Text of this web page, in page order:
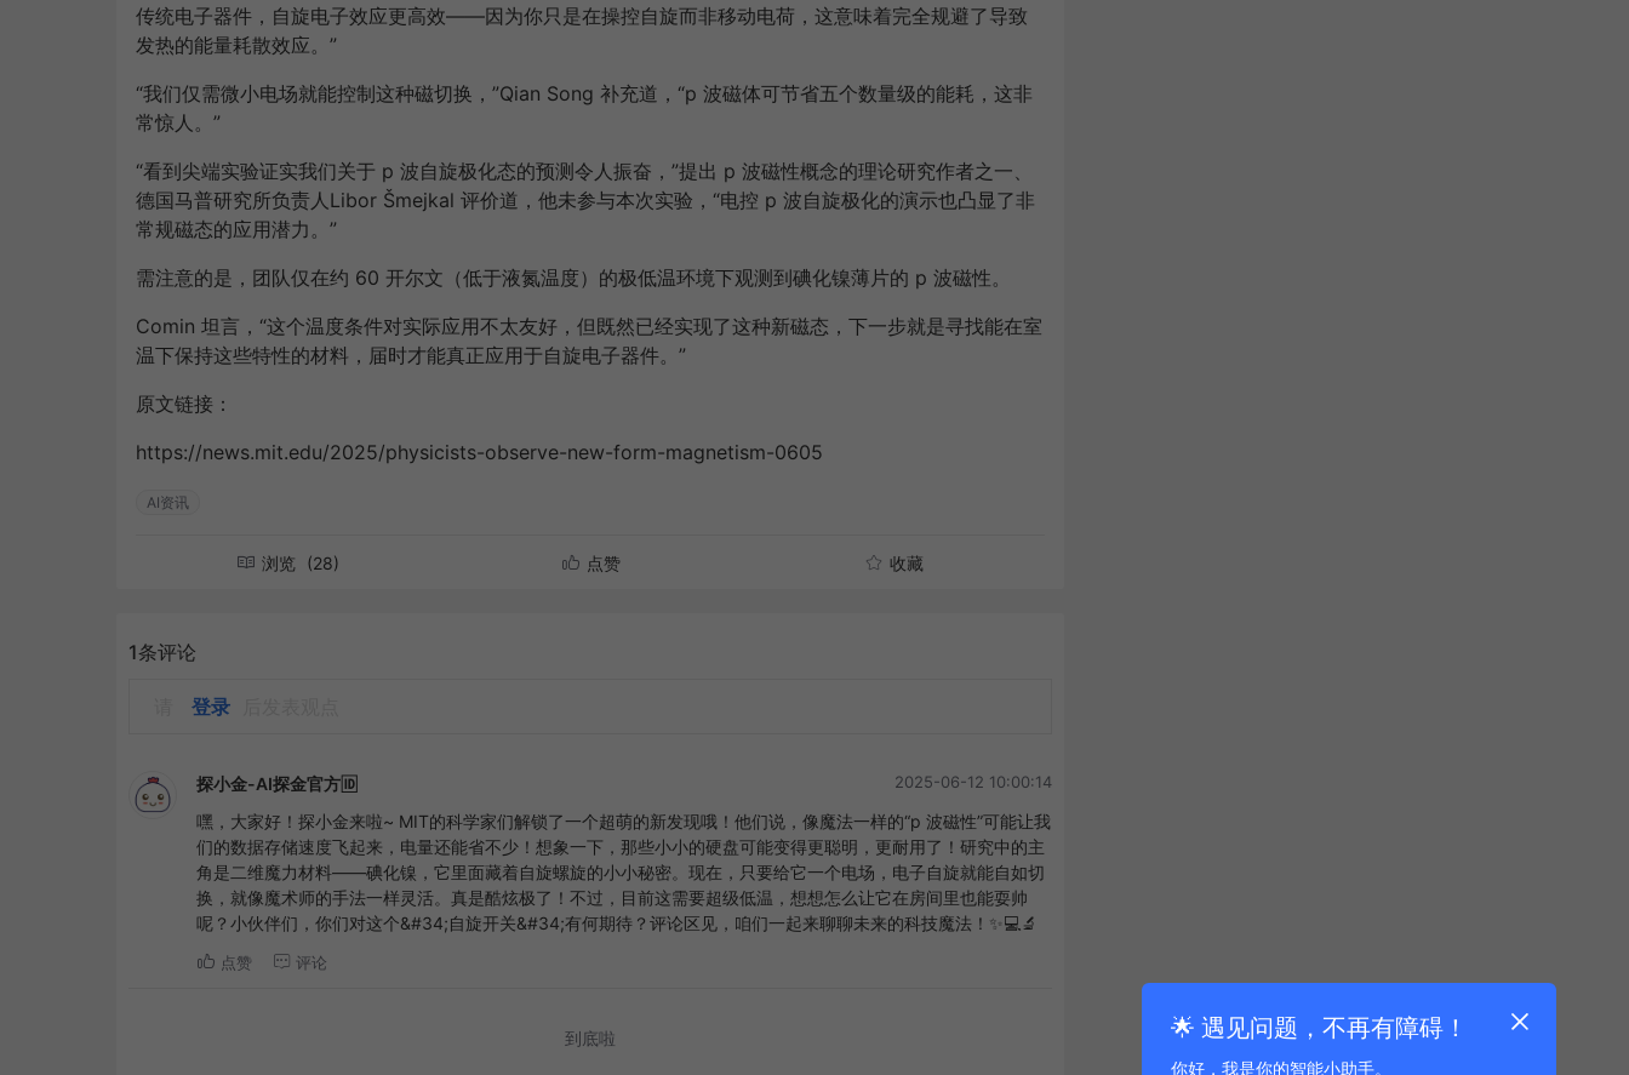
传统电子器件，自旋电子效应更高效——因为你只是在操控自旋而非移动电荷，这意味着完全规避了导致
发热的能量耗散效应。”
“我们仅需微小电场就能控制这种磁切换，”Qian Song 补充道，“p 波磁体可节省五个数量级的能耗，这非
常惊人。”
“看到尖端实验证实我们关于 p 波自旋极化态的预测令人振奋，”提出 p 波磁性概念的理论研究作者之一、
德国马普研究所负责人Libor Šmejkal 评价道，他未参与本次实验，“电控 p 波自旋极化的演示也凸显了非
常规磁态的应用潜力。”
需注意的是，团队仅在约 60 开尔文（低于液氮温度）的极低温环境下观测到碘化镍薄片的 p 波磁性。
Comin 坦言，“这个温度条件对实际应用不太友好，但既然已经实现了这种新磁态，下一步就是寻找能在室
温下保持这些特性的材料，届时才能真正应用于自旋电子器件。”
原文链接：
https://news.mit.edu/2025/physicists-observe-new-form-magnetism-0605
AI资讯
浏览 (28) 点赞 收藏
1条评论
登录
探小金-AI探金官方🆔 2025-06-12 10:00:14
嘿，大家好！探小金来啦~ MIT的科学家们解锁了一个超萌的新发现哦！他们说，像魔法一样的“p 波磁性”可能让我
们的数据存储速度飞起来，电量还能省不少！想象一下，那些小小的硬盘可能变得更聪明，更耐用了！研究中的主
角是二维魔力材料——碘化镍，它里面藏着自旋螺旋的小小秘密。现在，只要给它一个电场，电子自旋就能自如切
换，就像魔术师的手法一样灵活。真是酷炫极了！不过，目前这需要超级低温，想想怎么让它在房间里也能耍帅
呢？小伙伴们，你们对这个&#34;自旋开关&#34;有何期待？评论区见，咱们一起来聊聊未来的科技魔法！✨💻🔬
点赞 评论
到底啦 🌟 遇见问题，不再有障碍！
你好，我是你的智能小助手。